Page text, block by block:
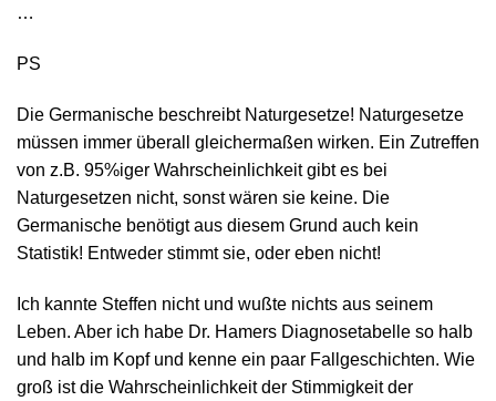
…
PS
Die Germanische beschreibt Naturgesetze! Naturgesetze
müssen immer überall gleichermaßen wirken. Ein Zutreffen
von z.B. 95%iger Wahrscheinlichkeit gibt es bei
Naturgesetzen nicht, sonst wären sie keine. Die
Germanische benötigt aus diesem Grund auch kein
Statistik! Entweder stimmt sie, oder eben nicht!
Ich kannte Steffen nicht und wußte nichts aus seinem
Leben. Aber ich habe Dr. Hamers Diagnosetabelle so halb
und halb im Kopf und kenne ein paar Fallgeschichten. Wie
groß ist die Wahrscheinlichkeit der Stimmigkeit der